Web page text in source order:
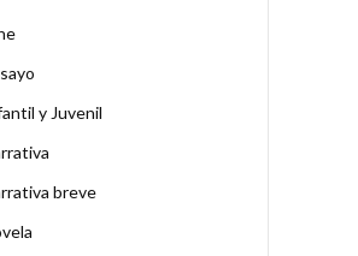
y Juvenil
breve